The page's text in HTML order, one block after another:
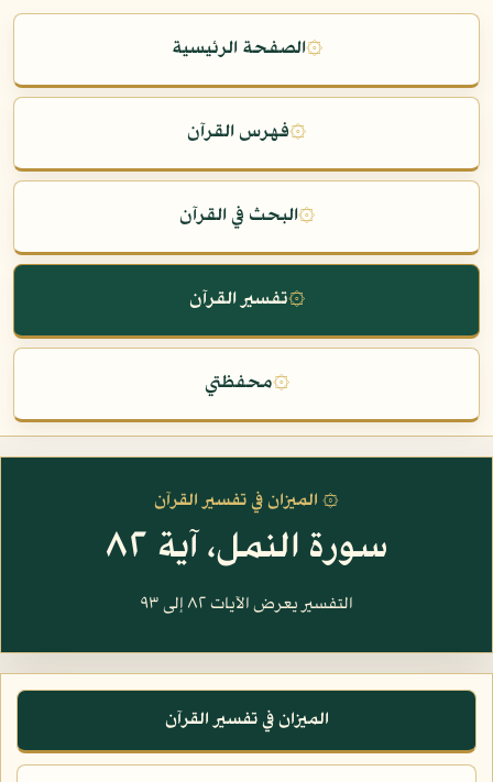
۞الصفحة الرئيسية
۞فهرس القرآن
۞البحث في القرآن
۞تفسير القرآن
۞محفظتي
۞ الميزان في تفسير القرآن
سورة النمل، آية ٨٢
التفسير يعرض الآيات ٨٢ إلى ٩٣
الميزان في تفسير القرآن